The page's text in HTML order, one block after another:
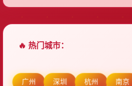
🔥 热门城市：
广州 深圳 杭州 南京